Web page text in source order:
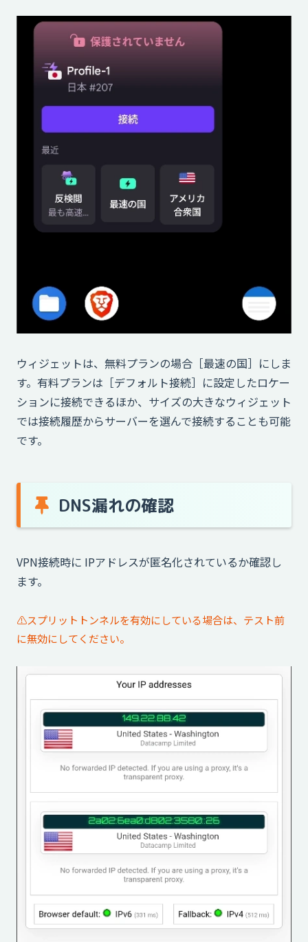
ウィジェットは、無料プランの場合［最速の国］にしま
す。有料プランは［デフォルト接続］に設定したロケー
ションに接続できるほか、サイズの大きなウィジェット
では接続履歴からサーバーを選んで接続することも可能
です。
DNS漏れの確認
VPN接続時に IPアドレスが匿名化されているか確認し
ます。
⚠️スプリットトンネルを有効にしている場合は、テスト前
に無効にしてください。